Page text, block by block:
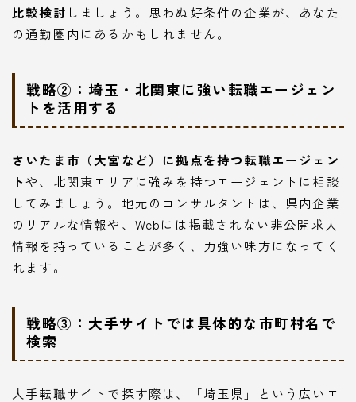
比較検討 しましょう。思わぬ好条件の企業が、あなた
の通勤圏内にあるかもしれません。
戦略②：埼玉・北関東に強い転職エージェン
トを活用する
さいたま市（大宮など）に拠点を持つ転職エージェン
トや、北関東エリアに強みを持つエージェントに相談
してみましょう。地元のコンサルタントは、県内企業
のリアルな情報や、Webには掲載されない非公開求人
情報を持っていることが多く、力強い味方になってく
れます。
戦略③：大手サイトでは具体的な市町村名で
検索
大手転職サイトで探す際は、「埼玉県」という広いエ